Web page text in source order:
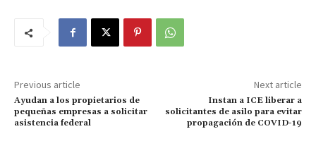
Previous article
Ayudan a los propietarios de
pequeñas empresas a solicitar
asistencia federal
Next article
Instan a ICE liberar a
solicitantes de asilo para evitar
propagación de COVID-19